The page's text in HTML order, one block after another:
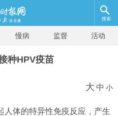
搜索
慢病 监督 活动
种HPV疫苗
大 中 小
人体的特异性免疫反应，产生